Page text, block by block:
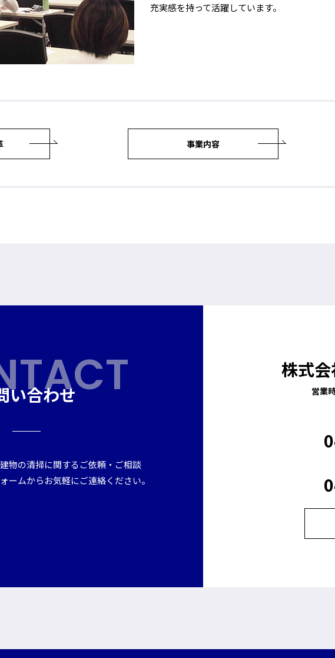
充実感を持って活躍しています。
事業内容
い合わせ
物の清掃に関するご依頼・ご相談
ームからお気軽にご連絡ください。
株式
営業